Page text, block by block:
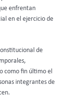
enfrentan
en el ejercicio de
de
como fin último el
integrantes de